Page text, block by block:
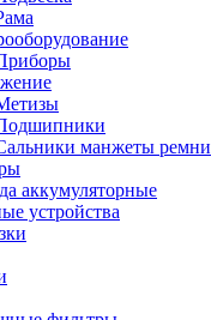
манжеты ремни
аккумуляторные
устройства